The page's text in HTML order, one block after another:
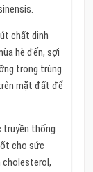
chất dinh
hè đến, sợi
trong trùng
mặt đất để
truyền thống
cho sức
cholesterol,